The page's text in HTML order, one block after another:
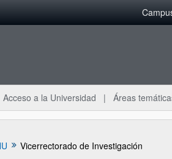
Acceso a la Universidad Áreas
Vicerrectorado de Investigación